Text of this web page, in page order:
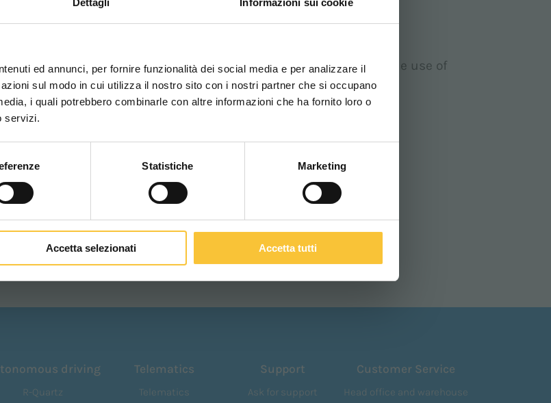
ed annunci, per fornire funzionalità dei social media e per analizzare il
sul modo in cui utilizza il nostro sito con i nostri partner che si occupano
i quali potrebbero combinarle con altre informazioni che ha fornito loro o
servizi.
Statistiche Marketing
Accetta selezionati Accetta tutti
environments where a deep cleaning is not needed, without the use of
Saving
driving
R-Quartz
Telematics
Telematics
Support
Ask for support
Customer Service
Head office and warehouse
WORLDWIDE ITALIANO